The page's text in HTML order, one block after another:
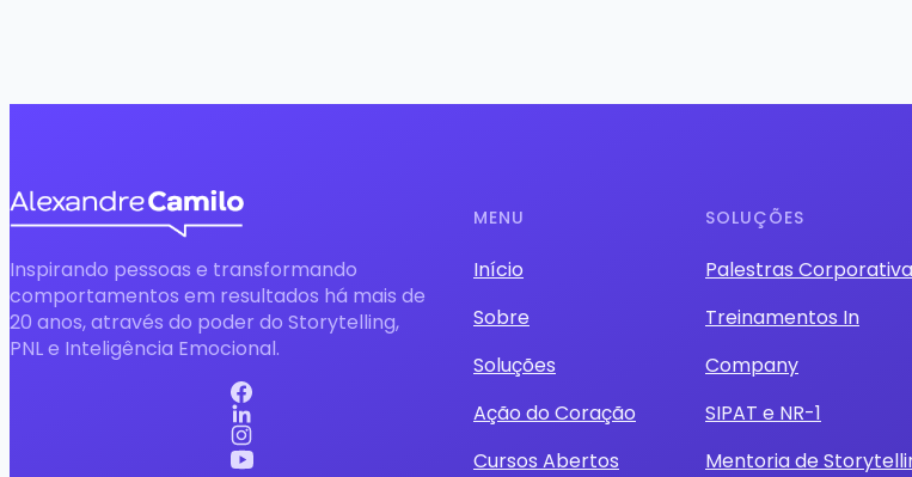
Inspirando pessoas e transformando
comportamentos em resultados há mais de
20 anos, através do poder do Storytelling,
PNL e Inteligência Emocional.
MENU
Início
Sobre
Soluções
Ação do Coração
Cursos Abertos
SOLUÇÕES
Palestras
Treinamentos In
Company
SIPAT e NR-1
Mentoria de